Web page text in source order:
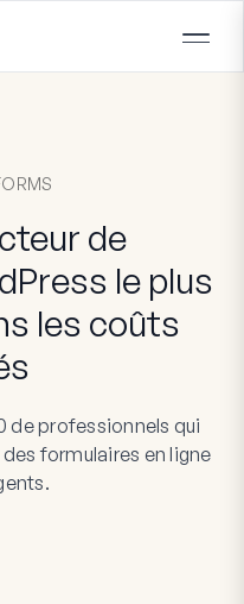
de
le plus
les coûts
de professionnels qui
formulaires en ligne